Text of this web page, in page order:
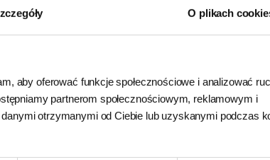
O plikach
aby oferować funkcje społecznościowe i analizować
partnerom społecznościowym, reklamowym i
otrzymanymi od Ciebie lub uzyskanymi podczas
Polska- towar na
24h - cała Polska- towar na